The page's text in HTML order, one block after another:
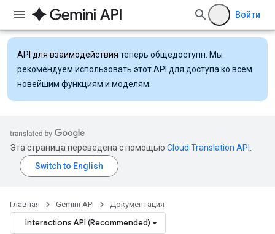
Войти
API для взаимодействия теперь общедоступн. Мы
рекомендуем использовать этот API для доступа ко всем
новейшим функциям и моделям.
Эта страница переведена с помощью Cloud Translation API
Главная Gemini API Документация
Interactions API (Recommended)